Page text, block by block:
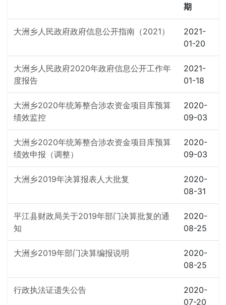
期
大洲乡人民政府政府信息公开指南（2021）
2021-
01-20
大洲乡人民政府2020年政府信息公开工作年
度报告
2021-
01-18
大洲乡2020年统筹整合涉农资金项目库预算
绩效监控
2020-
09-03
大洲乡2020年统筹整合涉农资金项目库预算
绩效申报（调整）
2020-
09-03
大洲乡2019年决算报表人大批复
2020-
08-31
平江县财政局关于2019年部门决算批复的通
知
2020-
08-25
大洲乡2019年部门决算编报说明
2020-
08-25
行政执法证遗失公告
2020-
07-20